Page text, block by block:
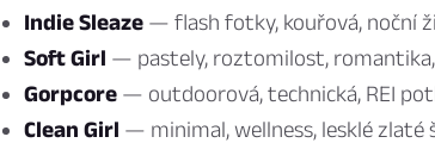
Indie Sleaze — flash fotky, kouřová, noční
Soft Girl — pastely, roztomilost,
Gorpcore — outdoorová, technická, REI
Clean Girl — minimal, wellness, lesklé zlaté